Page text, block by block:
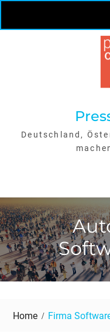
Skip
Deutschland,
Home Firma